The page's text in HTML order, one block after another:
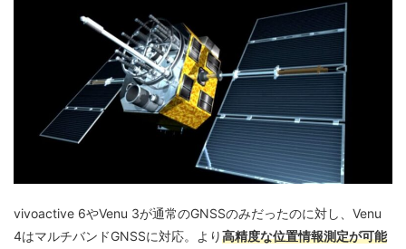
vivoactive 6やVenu 3が通常のGNSSのみだったのに対し、Venu
4はマルチバンドGNSSに対応。より高精度な位置情報測定が可能